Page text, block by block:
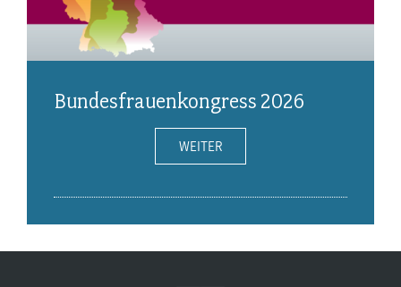
Bundesfrauenkongress 2026
WEITER